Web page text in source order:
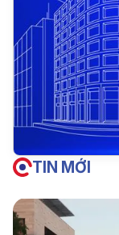
TIN MỚI